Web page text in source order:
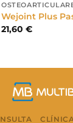
Wejoint Plus
21,60€